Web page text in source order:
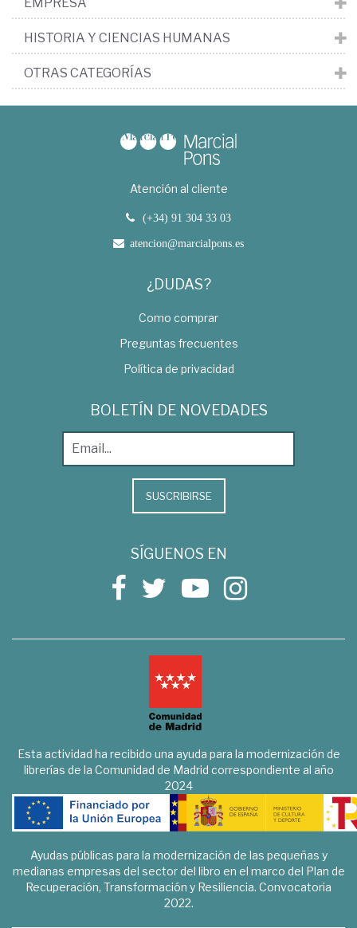
HISTORIA Y CIENCIAS HUMANAS
OTRAS CATEGORÍAS
Atención al cliente
(+34) 91 304 33 03
atencion@marcialpons.es
¿DUDAS?
Como comprar
Preguntas frecuentes
Política de privacidad
BOLETÍN DE NOVEDADES
SUSCRIBIRSE
SÍGUENOS EN
Esta actividad ha recibido una ayuda para la modernización de
librerías de la Comunidad de Madrid correspondiente al año
2024
Ayudas públicas para la modernización de las pequeñas y
medianas empresas del sector del libro en el marco del Plan de
Recuperación, Transformación y Resiliencia. Convocatoria
2022.